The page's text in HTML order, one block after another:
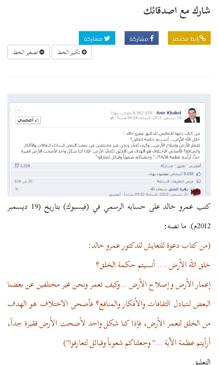
شارك مع اصدقائك
رابط مختصر مشاركة مشاركة
تكبير الخط تصغير الخط
كتب عمرو خالد على حسابه الرسمي في (فيسبوك) بتاريخ (19 ديسمبر
2012م). ما نصه:
(من كتاب دعوة للتعايش للدكتور عمرو خالد:
خلق الله الأرض .... أنسيتم حكمة الخلق؟
إعمار الأرض وإصلاح الأرض ...وكيف تعمر ونحن غير مختلفين عن بعضنا
البعض لنتبادل الثقافات والأفكار والمنافع؟ فأضحى الاختلاف هو الهدف
من الخلق لتعمر الأرض، فإذا كنا شكل واحد لأضحت الأرض فقيرة جداً،
أرأيتم عظمة الآية ..." وجعلناكم شعوباً وقبائل لتعارفوا")